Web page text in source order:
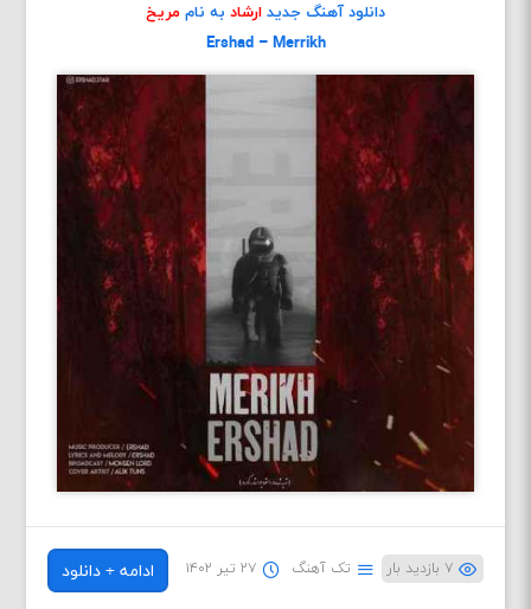
دانلود آهنگ جدید ارشاد به نام مریخ
Ershad – Merrikh
۷ بازدید بار تک آهنگ ۲۷ تیر ۱۴۰۲ ادامه + دانلود